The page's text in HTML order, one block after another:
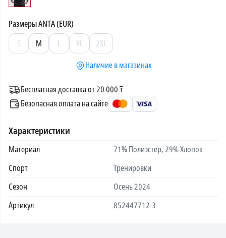
РазмерыANTA (EUR)
S
M L XL
2XL
Наличие в магазинах
Бесплатная доставка от 20 000 ₸
Безопасная оплата на сайте
Характеристики
Материал
71% Полиэстер, 29% Хлопок
Спорт
Тренировки
Сезон
Осень 2024
Артикул
852447712-3